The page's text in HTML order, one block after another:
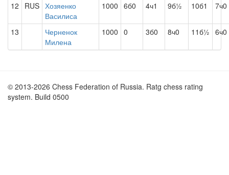
12 RUS Хозяенко
Василиса
1000 6б0 4ч1 9б½ 10б1 7ч0
13
Черненок
Милена
1000 0 3б0 8ч0 11б½ 6ч0
© 2013-2026 Chess Federation of Russia. Ratg chess rating
system. Build 0500